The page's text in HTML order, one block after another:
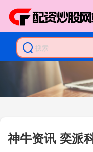
神牛资讯 奕派